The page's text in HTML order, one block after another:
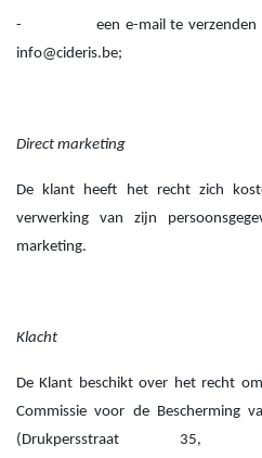
-
een e-mail te
info@cideris.be;
Direct marketing
De klant heeft het recht zich
verwerking van zijn
marketing.
Klacht
De Klant beschikt over het recht
Commissie voor de Bescherming
(Drukpersstraat